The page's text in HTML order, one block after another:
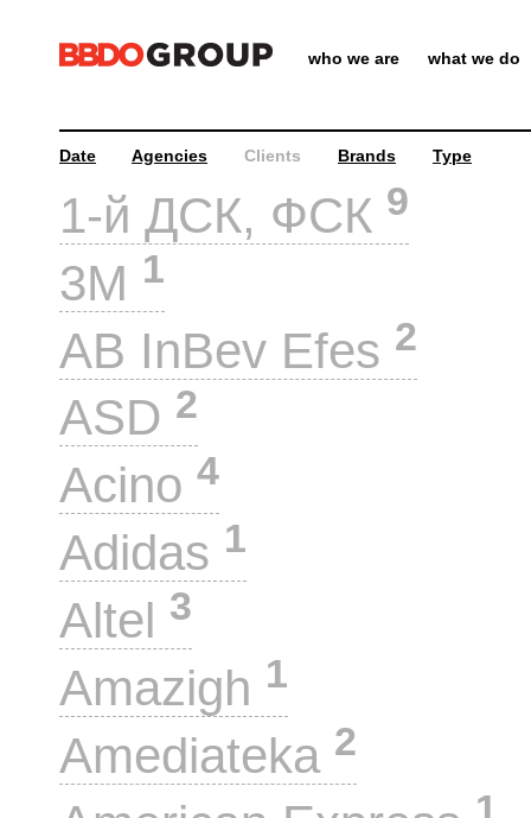
who we are what we do
Date Agencies Clients Brands Type
1-й ДСК, ФСК 9
3M 1
AB InBev Efes 2
ASD 2
Acino 4
Adidas 1
Altel 3
Amazigh 1
Amediateka 2
1